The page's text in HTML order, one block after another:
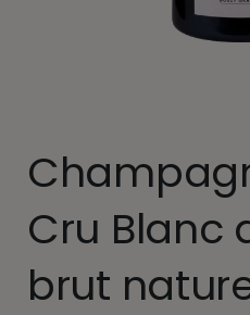
Cru Blanc
brut